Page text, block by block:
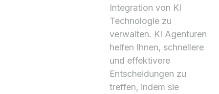
Integration von KI
Technologie zu
verwalten. KI Agenturen
helfen Ihnen, schnellere
und effektivere
Entscheidungen zu
treffen, indem sie